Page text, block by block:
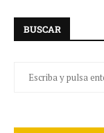
BUSCAR